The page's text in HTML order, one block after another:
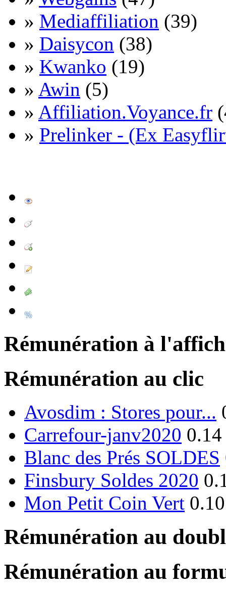
» Mediaffiliation (39)
» Daisycon (38)
» Kwanko (19)
» Awin (5)
» Affiliation.Voyance.fr
» Prelinker - (Ex
Rémunération à
Rémunération au clic
Avosdim : Stores pour...
Carrefour-janv2020
Blanc des Prés SOLDES
Finsbury Soldes 2020
Mon Petit Coin Vert
Rémunération au
Rémunération au